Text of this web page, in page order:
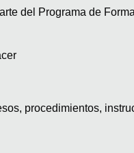
del Programa de
procedimientos,